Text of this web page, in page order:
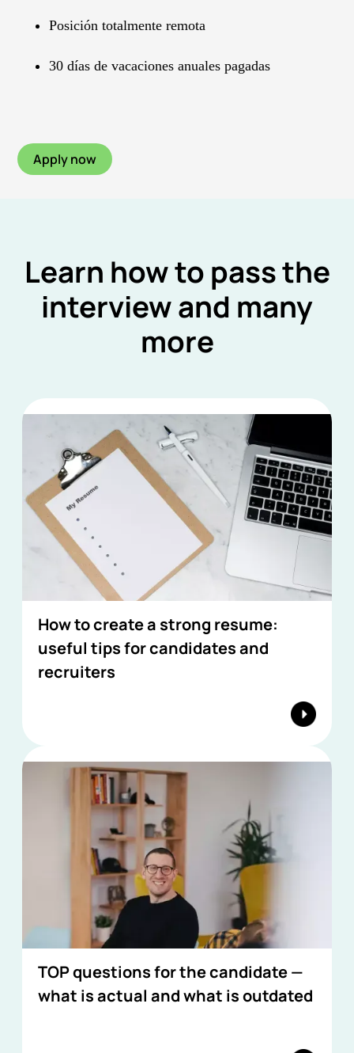
Posición totalmente remota
30 días de vacaciones anuales pagadas
Apply now
Learn how to pass the
interview and many
more
How to create a strong resume:
useful tips for candidates and
recruiters
TOP questions for the candidate —
what is actual and what is outdated